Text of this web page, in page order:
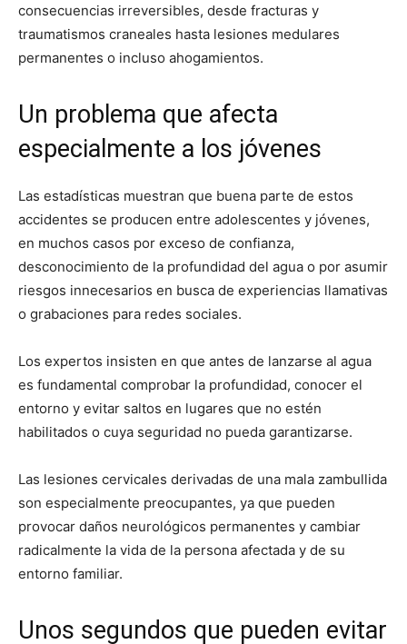
consecuencias irreversibles, desde fracturas y
traumatismos craneales hasta lesiones medulares
permanentes o incluso ahogamientos.
Un problema que afecta
especialmente a los jóvenes
Las estadísticas muestran que buena parte de estos
accidentes se producen entre adolescentes y jóvenes,
en muchos casos por exceso de confianza,
desconocimiento de la profundidad del agua o por asumir
riesgos innecesarios en busca de experiencias llamativas
o grabaciones para redes sociales.
Los expertos insisten en que antes de lanzarse al agua
es fundamental comprobar la profundidad, conocer el
entorno y evitar saltos en lugares que no estén
habilitados o cuya seguridad no pueda garantizarse.
Las lesiones cervicales derivadas de una mala zambullida
son especialmente preocupantes, ya que pueden
provocar daños neurológicos permanentes y cambiar
radicalmente la vida de la persona afectada y de su
entorno familiar.
Unos segundos que pueden evitar